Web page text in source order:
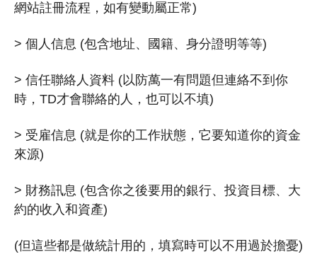
網站註冊流程，如有變動屬正常)
> 個人信息 (包含地址、國籍、身分證明等等)
> 信任聯絡人資料 (以防萬一有問題但連絡不到你
時，TD才會聯絡的人，也可以不填)
> 受雇信息 (就是你的工作狀態，它要知道你的資金
來源)
> 財務訊息 (包含你之後要用的銀行、投資目標、大
約的收入和資產)
(但這些都是做統計用的，填寫時可以不用過於擔憂)